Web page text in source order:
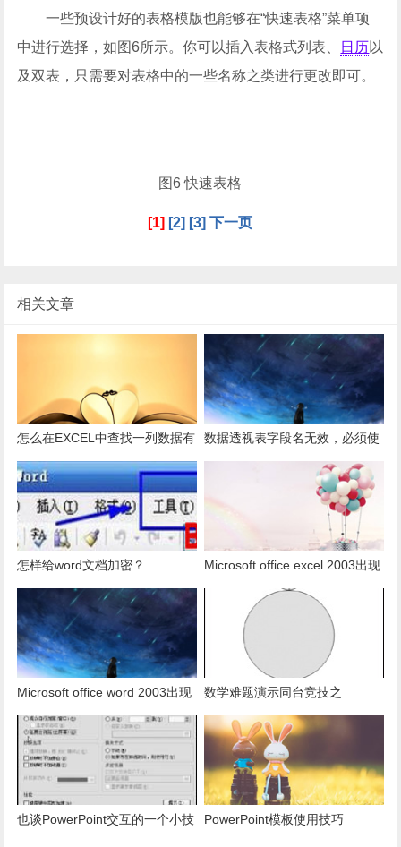
一些预设计好的表格模版也能够在“快速表格”菜单项
中进行选择，如图6所示。你可以插入表格式列表、
日历以
及双表，只需要对表格中的一些名称之类进行更改即可。
图6 快速表格
[1] [2] [3] 下一页
相关文章
怎么在EXCEL中查找一列数据有
多少是重复的？
数据透视表字段名无效，必须使
用组合为带有标志列列表的数
怎样给word文档加密？
Microsoft office excel 2003出现
发送错误报告怎么办？
Microsoft office word 2003出现
发送错误报告怎么办？
数学难题演示同台竞技之
PowerPoint篇
也谈PowerPoint交互的一个小技
PowerPoint模板使用技巧